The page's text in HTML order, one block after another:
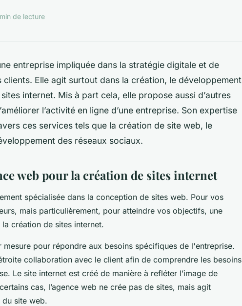
de lecture
entreprise impliquée dans la stratégie digitale et de
clients. Elle agit surtout dans la création, le développement
internet. Mis à part cela, elle propose aussi d’autres
l’activité en ligne d’une entreprise. Son expertise
ces services tels que la création de site web, le
des réseaux sociaux.
web pour la création de sites internet
spécialisée dans la conception de sites web. Pour vos
mais particulièrement, pour atteindre vos objectifs, une
la création de sites internet.
mesure pour répondre aux besoins spécifiques de l'entreprise.
collaboration avec le client afin de comprendre les besoins
Le site internet est créé de manière à refléter l’image de
cas, l’agence web ne crée pas de sites, mais agit
du site web.